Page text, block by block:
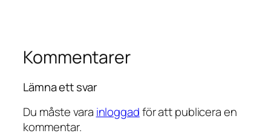
Kommentarer
Lämna ett svar
Du måste vara inloggadför att publicera en
kommentar.